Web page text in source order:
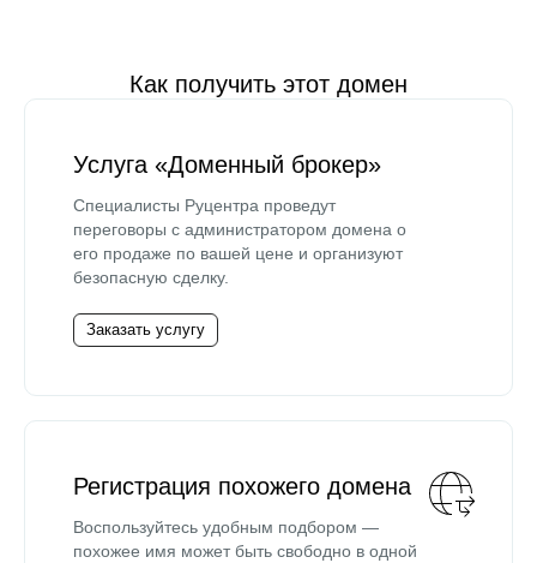
Как получить этот домен
Услуга «Доменный брокер»
Специалисты Руцентра проведут
переговоры с администратором домена о
его продаже по вашей цене и организуют
безопасную сделку.
Заказать услугу
Регистрация похожего домена
Воспользуйтесь удобным подбором —
похожее имя может быть свободно в одной